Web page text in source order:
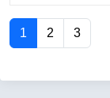
1 2 3